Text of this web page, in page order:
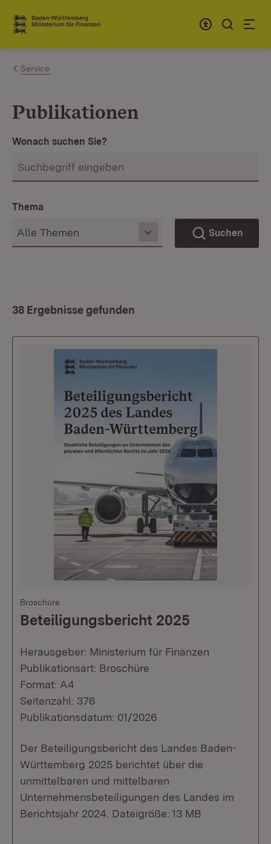
Zum Inhalt springen
Link zur Startseite
Service
Publikationen
Wonach suchen Sie?
Thema
Suchen
38 Ergebnisse gefunden
Broschüre
Beteiligungsbericht 2025
Herausgeber: Ministerium für Finanzen
Publikationsart: Broschüre
Format: A4
Seitenzahl: 376
Publikationsdatum: 01/2026
Der Beteiligungsbericht des Landes Baden-
Württemberg 2025 berichtet über die
unmittelbaren und mittelbaren
Unternehmensbeteiligungen des Landes im
Berichtsjahr 2024. Dateigröße: 13 MB